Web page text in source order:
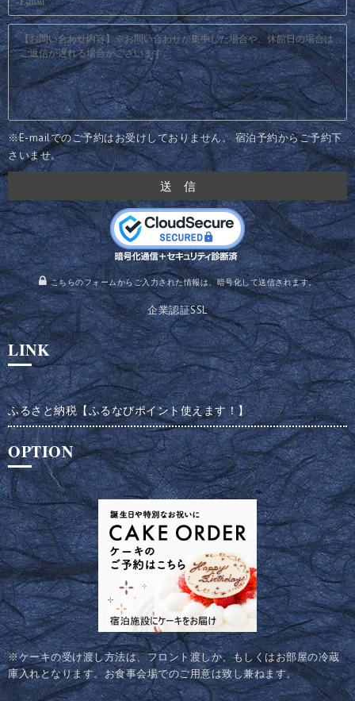
※E-mailでのご予約はお受けしておりません。宿泊予約からご予約下
さいませ。
こちらのフォームからご入力された情報は、暗号化して送信されます。
企業認証SSL
LINK
ふるさと納税【ふるなびポイント使えます！】
OPTION
※ケーキの受け渡し方法は、フロント渡しか、もしくはお部屋の冷蔵
庫入れとなります。お食事会場でのご用意は致し兼ねます。